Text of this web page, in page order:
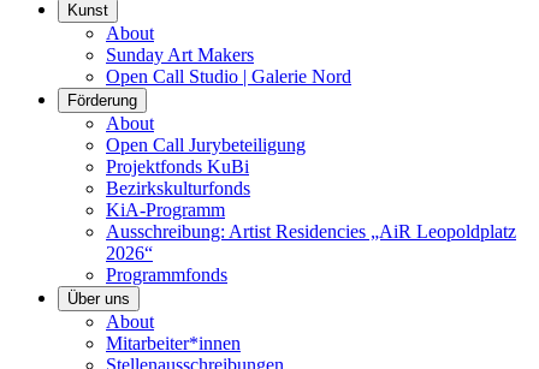
Kunst
About
Sunday Art Makers
Open Call Studio | Galerie Nord
Förderung
About
Open Call Jurybeteiligung
Projektfonds KuBi
Bezirkskulturfonds
KiA-Programm
Ausschreibung: Artist Residencies „AiR Leopoldplatz
2026“
Programmfonds
Über uns
About
Mitarbeiter*innen
Stellenausschreibungen